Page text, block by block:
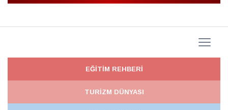
EĞİTİM REHBERİ
TURİZM DÜNYASI